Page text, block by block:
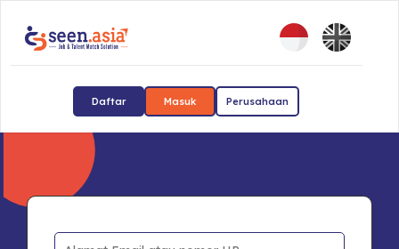
Daftar Masuk Perusahaan